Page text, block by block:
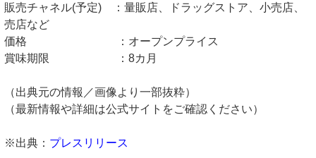
販売チャネル(予定) ：量販店、ドラッグストア、小売店、
売店など
価格 ：オープンプライス
賞味期限 ：8カ月
（出典元の情報／画像より一部抜粋）
（最新情報や詳細は公式サイトをご確認ください）
※出典： プレスリリース